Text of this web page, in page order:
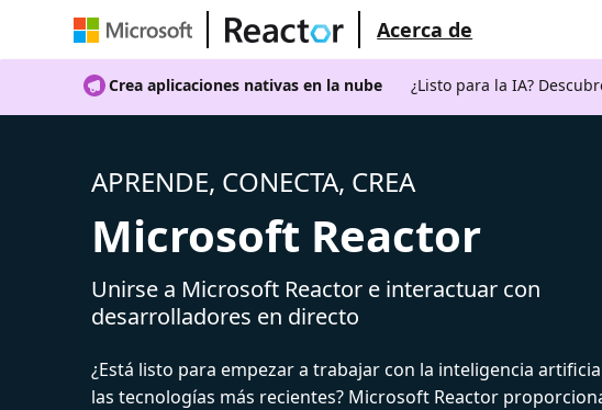
Acerca de
Crea aplicaciones nativas en la nube ¿Listo para la IA?
APRENDE, CONECTA, CREA
Microsoft Reactor
Unirse a Microsoft Reactor e interactuar con
desarrolladores en directo
¿Está listo para empezar a trabajar con la inteligencia
las tecnologías más recientes? Microsoft Reactor